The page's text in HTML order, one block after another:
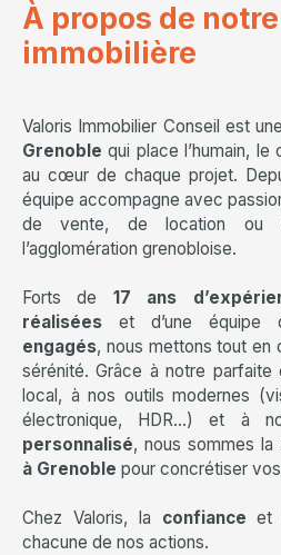
À propos de
immobilière
Valoris Immobilier Conseil est une
Grenoble qui place l’humain,
au cœur de chaque projet.
équipe accompagne avec
de vente, de location ou
l’agglomération grenobloise.
Forts de 17 ans
réalisées et d’une équipe
engagés, nous mettons tout
sérénité. Grâce à notre parfaite
local, à nos outils modernes
électronique, HDR…) et à
personnalisé, nous sommes la
à Grenoble pour concrétiser
Chez Valoris, la confiance et
chacune de nos actions.